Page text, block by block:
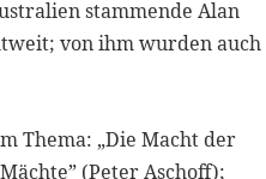
stammende Alan
von ihm wurden auch
Thema: „Die Macht der
(Peter Aschoff);